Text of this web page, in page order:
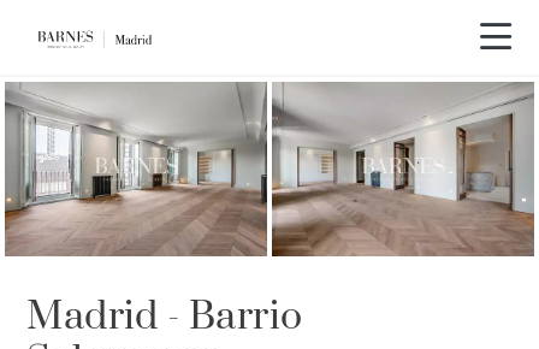
ALQUILADO POR BARNES
Madrid - Barrio